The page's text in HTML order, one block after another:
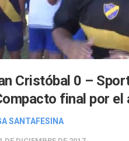
Cristóbal 0 –
final por el
SANTAFESINA